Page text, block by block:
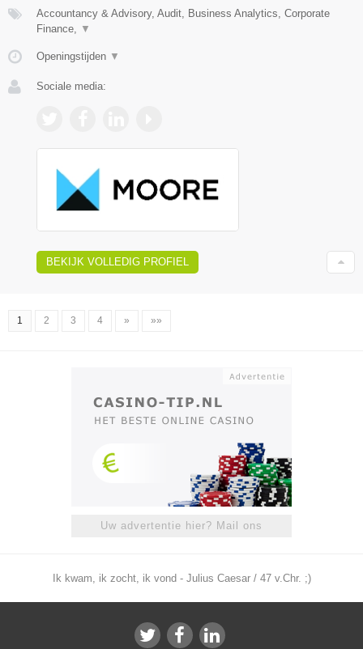
Accountancy & Advisory, Audit, Business Analytics, Corporate
Finance,
▼
Openingstijden ▼
Sociale media:
BEKIJK VOLLEDIG PROFIEL
1 2 3 4 » »»
Uw advertentie hier? Mail ons
Ik kwam, ik zocht, ik vond - Julius Caesar / 47 v.Chr. ;)